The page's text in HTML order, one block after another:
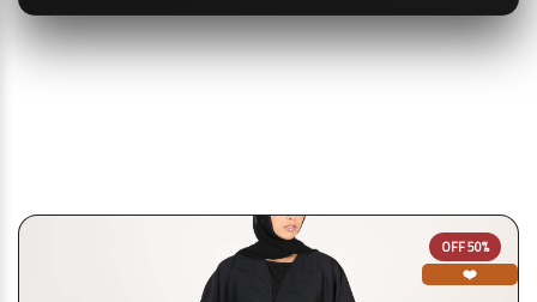
❤️
50% OFF